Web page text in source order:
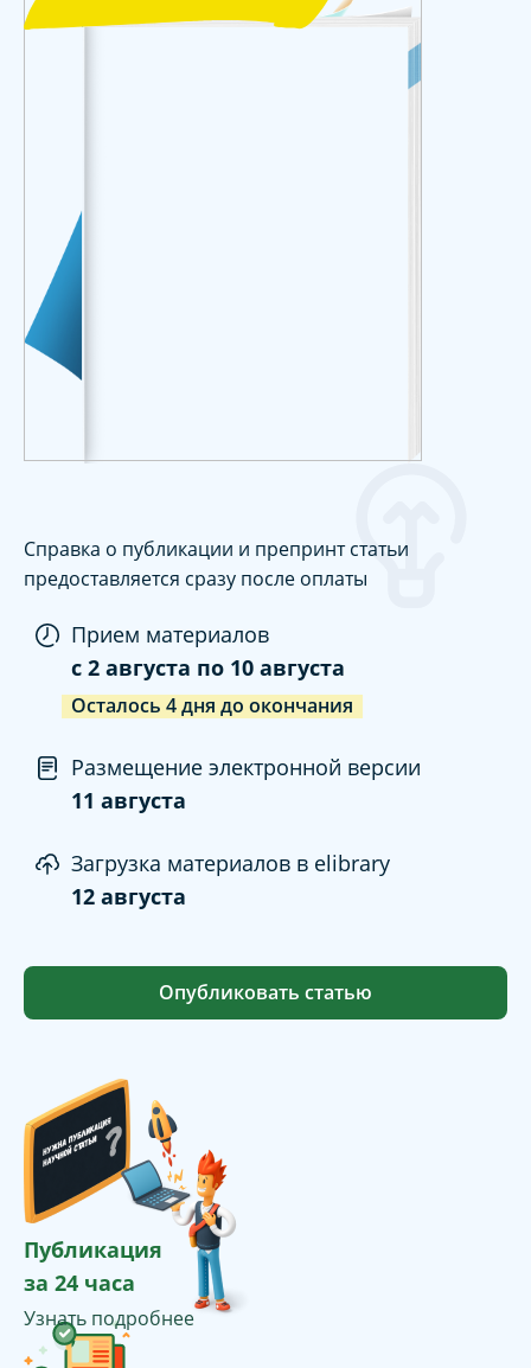
Справка о публикации и препринт статьи
предоставляется сразу после оплаты
Прием материалов
c 2 августа по 10 августа
Осталось 4дня до окончания
Размещение электронной версии
11 августа
Загрузка материалов в elibrary
12 августа
Опубликовать статью
Публикация
за 24 часа
Узнать подробнее